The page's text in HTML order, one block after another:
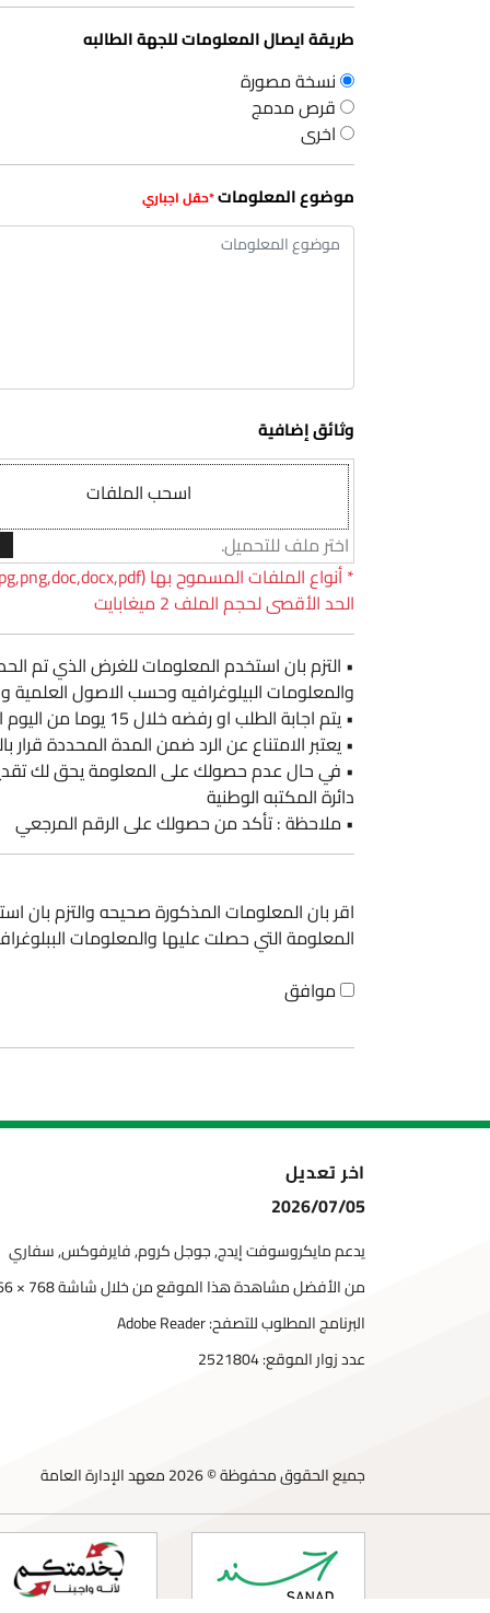
طريقة ايصال المعلومات للجهة الطالبه
نسخة مصورة
قرص مدمج
اخرى
موضوع المعلومات
وثائق إضافية
اسحب الملفات
اختر ملف للتحميل.
*
الحد الأقصى لحجم الملف 2 ميغابايت
• التزم بان استخدم المعلومات للغرض الذي تم
والمعلومات البيلوغرافيه وحسب الاصول العلمية
• يتم اجابة الطلب او رفضه خلال 15 يوما من اليوم الثاني لتاريخ تقديم الطلب
• يعتبر الامتناع عن الرد ضمن المدة المحددة قرار
• في حال عدم حصولك على المعلومة يحق لك
دائرة المكتبه الوطنية
• ملاحظة : تأكد من حصولك على الرقم المرجعي
اقر بان المعلومات المذكورة صحيحه والتزم
المعلومة التي حصلت عليها والمعلومات
موافق
اخر تعديل
2026/07/05
يدعم مايكروسوفت إيدج, جوجل كروم, فايرفوكس, سفاري
من الأفضل مشاهدة هذا الموقع من خلال شاشة 768 × 1366
البرنامج المطلوب للتصفح: Adobe Reader
عدد زوار الموقع:2521804
جميع الحقوق محفوظة © 2026 معهد الإدارة العامة